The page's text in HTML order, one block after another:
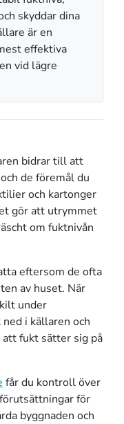
skyddar dina
är en
effektiva
vid lägre
bidrar till att
de föremål du
och kartonger
gör att utrymmet
om fuktnivån
eftersom de ofta
av huset. När
under
i källaren och
fukt sätter sig på
får du kontroll över
för
byggnaden och